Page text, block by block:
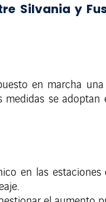
Silvania y
en marcha
se
en las estaciones